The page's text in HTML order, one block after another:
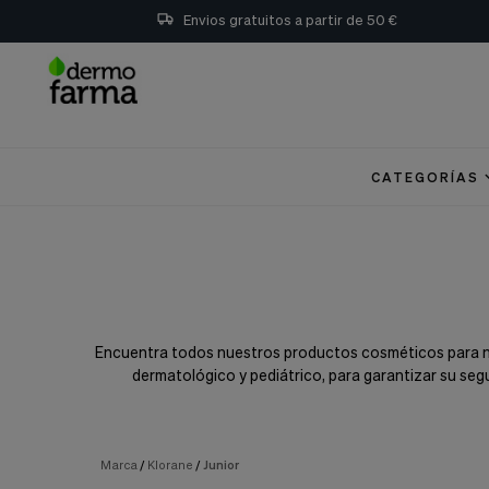
de
Cookies
Envios gratuitos a partir de 50 €
CATEGORÍAS
Encuentra todos nuestros productos cosméticos para
dermatológico y pediátrico, para garantizar su
Marca / Klorane / Junior